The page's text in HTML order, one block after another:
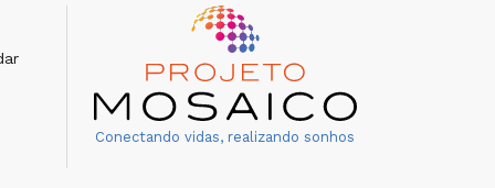
Conectando vidas, realizando sonhos